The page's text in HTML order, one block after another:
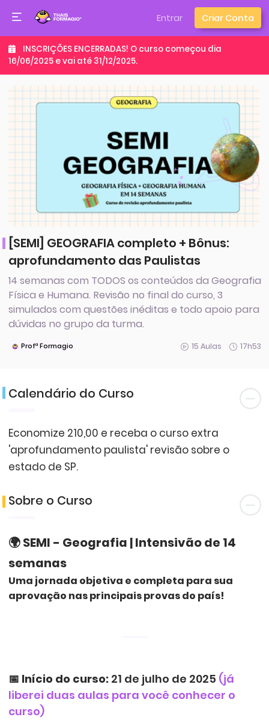
Entrar Criar Conta
INSCRIÇÕES ENCERRADAS! O curso começou dia
16/06/2025 e vai até 31/12/2025.
[SEMI] GEOGRAFIA completo + Bônus:
aprofundamento das Paulistas
14 semanas com TODOS os conteúdos da Geografia
Física e Humana. Revisão no final do curso, 3
simulados com questões inéditas e todo apoio para
dúvidas no grupo da turma.
Profª Formagio 15 Aulas 17h53
Calendário do Curso
Economize 210,00 e receba o curso extra
'aprofundamento paulista' revisão sobre o
estado de SP.
Sobre o Curso
🌍SEMI - Geografia | Intensivão de 14
semanas
Uma jornada objetiva e completa para sua
aprovação nas principais provas do país!
📅 Início do curso:21 de julho de 2025 (já
liberei duas aulas para você conhecer o
curso)